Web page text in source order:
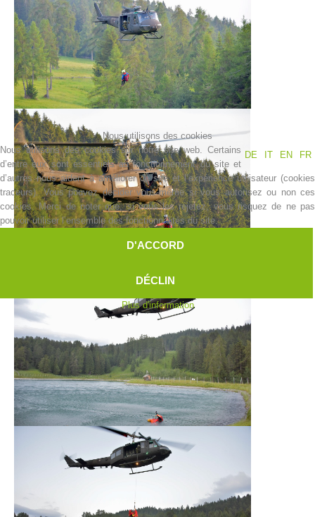
Nous utilisons des cookies
DE
IT EN FR
Nous utilisons des cookies sur notre site web. Certains
d’entre eux sont essentiels au fonctionnement du site et
d’autres nous aident à améliorer ce site et l’expérience utilisateur (cookies
traceurs). Vous pouvez décider vous-même si vous autorisez ou non ces
cookies. Merci de noter que, si vous les rejetez, vous risquez de ne pas
pouvoir utiliser l’ensemble des fonctionnalités du site.
D'ACCORD
DÉCLIN
Plus d'information